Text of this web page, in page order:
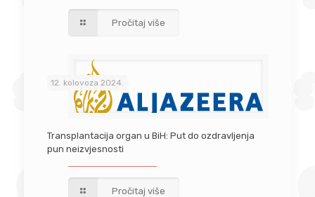
Pročitaj više
12. kolovoza 2024.
Transplantacija organ u BiH: Put do ozdravljenja
pun neizvjesnosti
Pročitaj više